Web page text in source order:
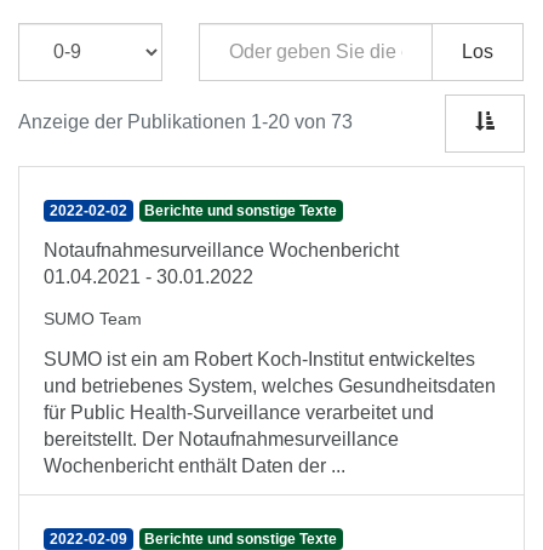
Los
Anzeige der Publikationen 1-20 von 73
2022-02-02 Berichte und sonstige Texte
Notaufnahmesurveillance Wochenbericht
01.04.2021 - 30.01.2022
SUMO Team
SUMO ist ein am Robert Koch-Institut entwickeltes
und betriebenes System, welches Gesundheitsdaten
für Public Health-Surveillance verarbeitet und
bereitstellt. Der Notaufnahmesurveillance
Wochenbericht enthält Daten der ...
2022-02-09 Berichte und sonstige Texte